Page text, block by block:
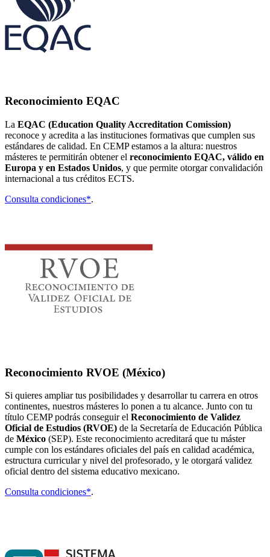
Reconocimiento EQAC
La EQAC (Education Quality Accreditation Comission)
reconoce y acredita a las instituciones formativas que cumplen sus
estándares de calidad. En CEMP estamos a la altura: nuestros
másteres te permitirán obtener el reconocimiento EQAC, válido en
Europa y en Estados Unidos, y que permite otorgar convalidación
internacional a tus créditos ECTS.
Consulta condiciones*.
Reconocimiento RVOE (México)
Si quieres ampliar tus posibilidades y desarrollar tu carrera en otros
continentes, nuestros másteres lo ponen a tu alcance. Junto con tu
título CEMP podrás conseguir el Reconocimiento de Validez
Oficial de Estudios (RVOE) de la Secretaría de Educación Pública
de México (SEP). Este reconocimiento acreditará que tu máster
cumple con los estándares oficiales del país en calidad académica,
estructura curricular y nivel del profesorado, y le otorgará validez
oficial dentro del sistema educativo mexicano.
Consulta condiciones*.